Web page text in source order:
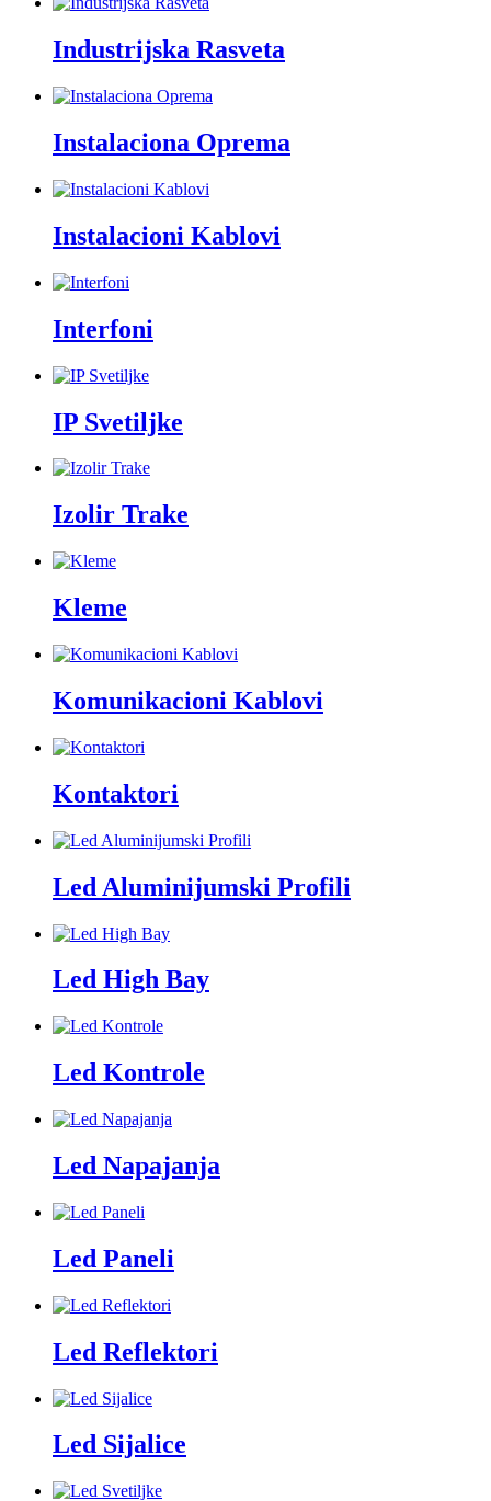
Industrijska Rasveta
Instalaciona Oprema
Instalacioni Kablovi
Interfoni
IP Svetiljke
Izolir Trake
Kleme
Komunikacioni Kablovi
Kontaktori
Led Aluminijumski Profili
Led High Bay
Led Kontrole
Led Napajanja
Led Paneli
Led Reflektori
Led Sijalice